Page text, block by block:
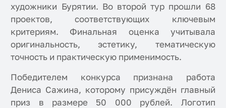
художники Бурятии. Во второй тур прошли 68
проектов, соответствующих ключевым
критериям. Финальная оценка учитывала
оригинальность, эстетику, тематическую
точность и практическую применимость.
Победителем конкурса признана работа
Дениса Сажина, которому присуждён главный
приз в размере 50 000 рублей. Логотип